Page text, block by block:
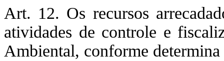
Art. 12. Os recursos
atividades de controle e
Ambiental, conforme